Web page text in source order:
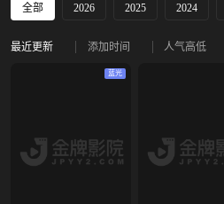
全部 2026 2025 2024
最近更新 添加时间 人气高低
蓝光